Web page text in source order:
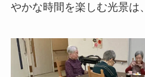
やかな時間を楽しむ光景は、